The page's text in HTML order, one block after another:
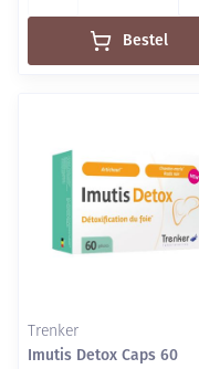
Bestel
Trenker
Imutis Detox Caps 60